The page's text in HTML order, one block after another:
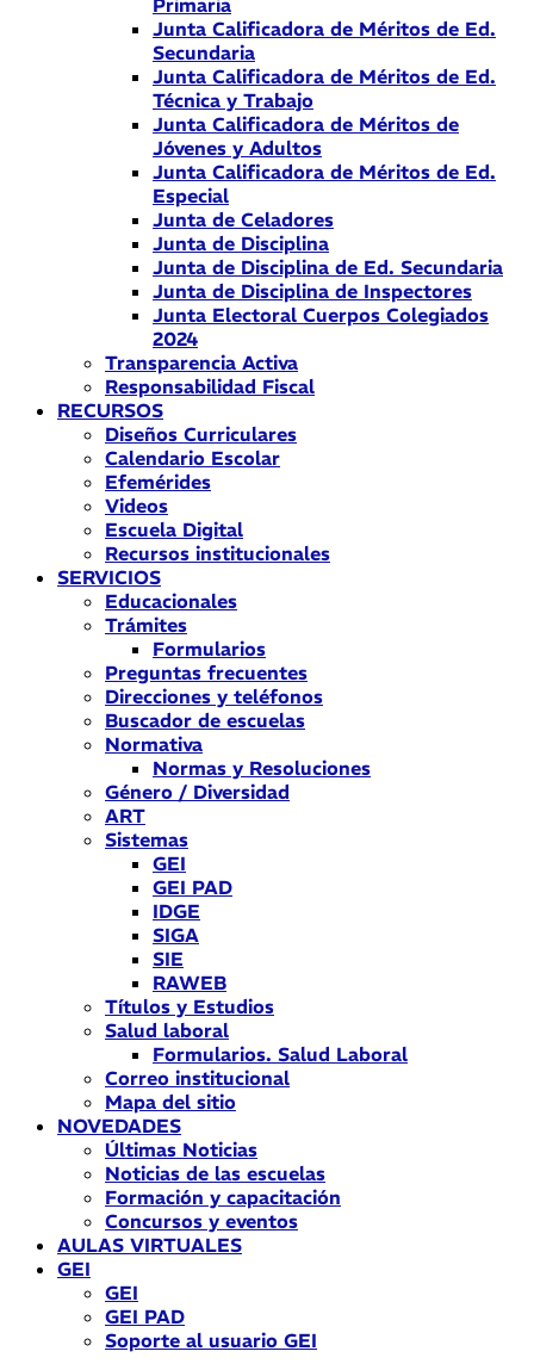
Primaria
Junta Calificadora de Méritos de Ed.
Secundaria
Junta Calificadora de Méritos de Ed.
Técnica y Trabajo
Junta Calificadora de Méritos de
Jóvenes y Adultos
Junta Calificadora de Méritos de Ed.
Especial
Junta de Celadores
Junta de Disciplina
Junta de Disciplina de Ed. Secundaria
Junta de Disciplina de Inspectores
Junta Electoral Cuerpos Colegiados
2024
Transparencia Activa
Responsabilidad Fiscal
RECURSOS
Diseños Curriculares
Calendario Escolar
Efemérides
Videos
Escuela Digital
Recursos institucionales
SERVICIOS
Educacionales
Trámites
Formularios
Preguntas frecuentes
Direcciones y teléfonos
Buscador de escuelas
Normativa
Normas y Resoluciones
Género / Diversidad
ART
Sistemas
GEI
GEI PAD
IDGE
SIGA
SIE
RAWEB
Títulos y Estudios
Salud laboral
Formularios. Salud Laboral
Correo institucional
Mapa del sitio
NOVEDADES
Últimas Noticias
Noticias de las escuelas
Formación y capacitación
Concursos y eventos
AULAS VIRTUALES
GEI
GEI
GEI PAD
Soporte al usuario GEI